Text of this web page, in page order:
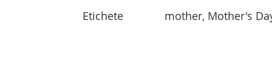
Etichete mother, Mother's